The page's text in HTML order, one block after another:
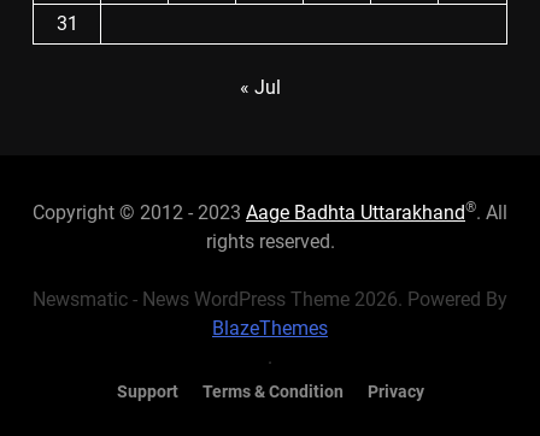
31
« Jul
Copyright © 2012 - 2023 Aage Badhta Uttarakhand®. All
rights reserved.
Newsmatic - News WordPress Theme 2026. Powered By
BlazeThemes
.
Support Terms & Condition Privacy